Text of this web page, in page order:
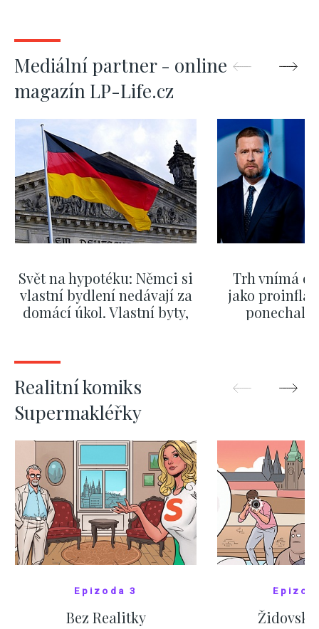
Mediální partner - online
magazín LP-Life.cz
Svět na hypotéku: Němci si
vlastní bydlení nedávají za
domácí úkol. Vlastní byty,
Trh vnímá
jako
ponechali
Realitní komiks
Supermakléřky
Epizoda 3
Bez Realitky